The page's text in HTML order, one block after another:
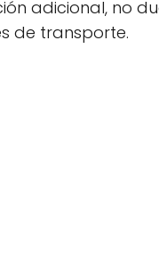
adicional, no
de transporte.